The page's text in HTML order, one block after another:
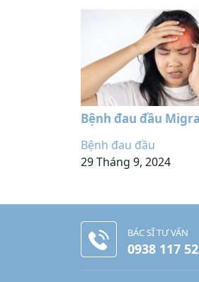
Bệnh đau đầu
Bệnh đau đầu
29 Tháng 9, 2024
BÁC SĨ TƯ VẤN
0938 117